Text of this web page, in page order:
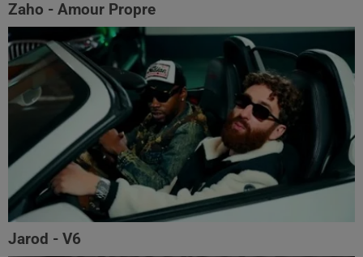
Zaho - Amour Propre
Jarod - V6